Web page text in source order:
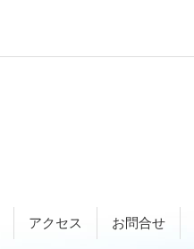
アクセス お問合せ